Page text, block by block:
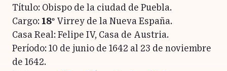
Título: Obispo de la ciudad de Puebla.
Cargo: 18º Virrey de la Nueva España.
Casa Real: Felipe IV, Casa de Austria.
Período: 10 de junio de 1642 al 23 de noviembre
de 1642.